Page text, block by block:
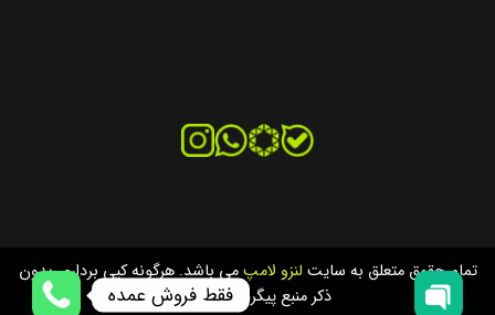
تمام حقوق متعلق به سایت لنزو لامپمی باشد. هرگونه کپی برداری بدون
ذکر منبع پیگرد قانونی دارد.
فقط فروش عمده